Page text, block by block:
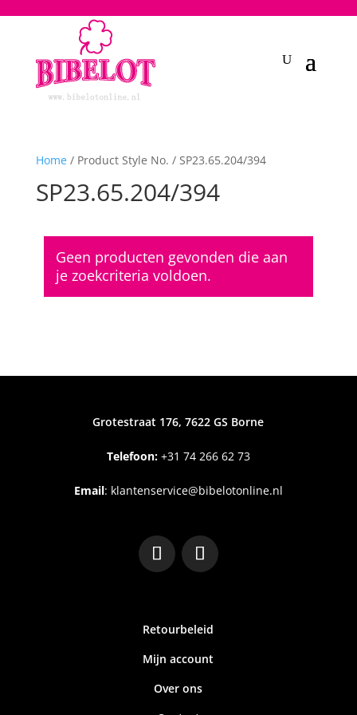
Home/ Product Style No. / SP23.65.204/394
SP23.65.204/394
Geen producten gevonden die aan
je zoekcriteria voldoen.
Grotestraat 176, 7622 GS Borne
Telefoon:+31 74 266 62 73
Email: klantenservice@bibelotonline.nl
Retourbeleid
Mijn account
Over ons